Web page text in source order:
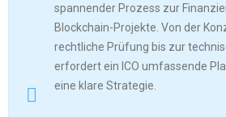
spannender Prozess zur
Blockchain-Projekte. Von der
rechtliche Prüfung bis zur
erfordert ein ICO umfassende
eine klare Strategie.